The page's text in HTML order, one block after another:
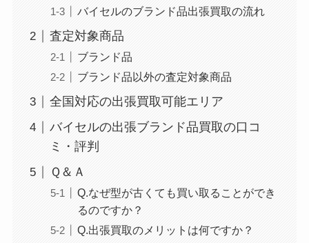
バイセルのブランド品出張買取の流れ
査定対象商品
ブランド品
ブランド品以外の査定対象商品
全国対応の出張買取可能エリア
バイセルの出張ブランド品買取の口コ
ミ・評判
Ｑ＆Ａ
Q.なぜ型が古くても買い取ることができ
るのですか？
Q.出張買取のメリットは何ですか？